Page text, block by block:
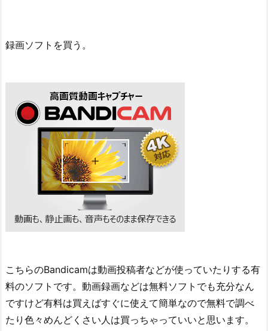
録画ソフトを買う。
こちらのBandicamは動画投稿者などが使っていたりする有
料のソフトです。動画録画などは無料ソフトでも充分なん
ですけど有料は買えばすぐに使えて簡単なので無料で調べ
たり色々めんどくさい人は買っちゃっていいと思います。